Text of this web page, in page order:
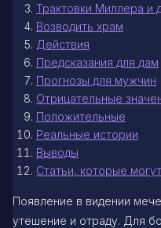
Трактовки Миллера и
Возводить храм
Действия
Предсказания для дам
Прогнозы для мужчин
Отрицательные
Положительные
Реальные истории
Выводы
Статьи, которые
Появление в видении
утешение и отраду. Для